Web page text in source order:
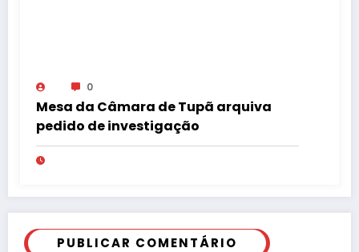
0
Mesa da Câmara de Tupã arquiva
pedido de investigação
PUBLICAR COMENTÁRIO